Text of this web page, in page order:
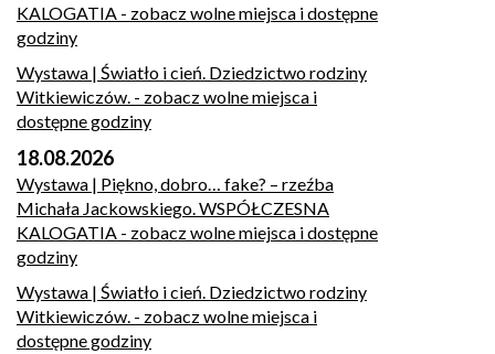
KALOGATIA - zobacz wolne miejsca i dostępne
godziny
Wystawa | Światło i cień. Dziedzictwo rodziny
Witkiewiczów. - zobacz wolne miejsca i
dostępne godziny
18.08.2026
Wystawa | Piękno, dobro… fake? – rzeźba
Michała Jackowskiego. WSPÓŁCZESNA
KALOGATIA - zobacz wolne miejsca i dostępne
godziny
Wystawa | Światło i cień. Dziedzictwo rodziny
Witkiewiczów. - zobacz wolne miejsca i
dostępne godziny